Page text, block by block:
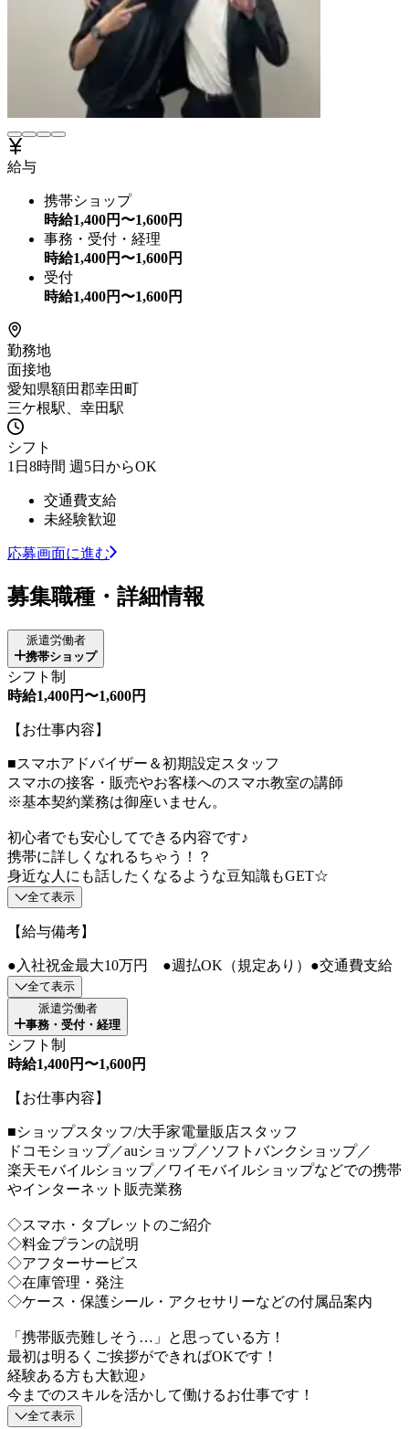
給与
携帯ショップ
時給1,400円〜1,600円
事務・受付・経理
時給1,400円〜1,600円
受付
時給1,400円〜1,600円
勤務地
面接地
愛知県額田郡幸田町
三ケ根駅、幸田駅
シフト
1日8時間 週5日からOK
交通費支給
未経験歓迎
応募画面に進む
募集職種・詳細情報
派遣労働者
携帯ショップ
シフト制
時給1,400円〜1,600円
【お仕事内容】
■スマホアドバイザー＆初期設定スタッフ
スマホの接客・販売やお客様へのスマホ教室の講師
※基本契約業務は御座いません。
初心者でも安心してできる内容です♪
携帯に詳しくなれるちゃう！？
身近な人にも話したくなるような豆知識もGET☆
全て表示
【給与備考】
●入社祝金最大10万円 ●週払OK（規定あり）●交通費支給
全て表示
派遣労働者
事務・受付・経理
シフト制
時給1,400円〜1,600円
【お仕事内容】
■ショップスタッフ/大手家電量販店スタッフ
ドコモショップ／auショップ／ソフトバンクショップ／
楽天モバイルショップ／ワイモバイルショップなどでの携帯
やインターネット販売業務
◇スマホ・タブレットのご紹介
◇料金プランの説明
◇アフターサービス
◇在庫管理・発注
◇ケース・保護シール・アクセサリーなどの付属品案内
「携帯販売難しそう…」と思っている方！
最初は明るくご挨拶ができればOKです！
経験ある方も大歓迎♪
今までのスキルを活かして働けるお仕事です！
全て表示